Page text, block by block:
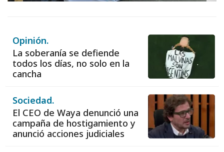
Opinión.
La soberanía se defiende
todos los días, no solo en la
cancha
Sociedad.
El CEO de Waya denunció una
campaña de hostigamiento y
anunció acciones judiciales